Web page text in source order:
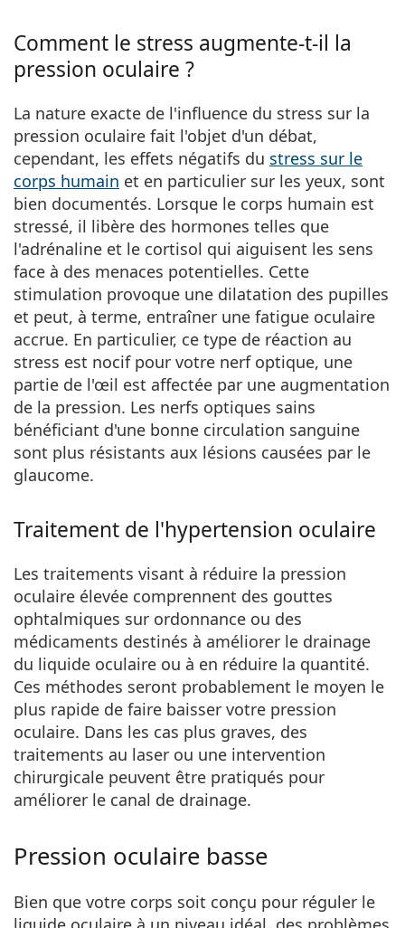
Comment le stress augmente-t-il la
pression oculaire ?
La nature exacte de l'influence du stress sur la
pression oculaire fait l'objet d'un débat,
cependant, les effets négatifs du stress sur le
corps humain et en particulier sur les yeux, sont
bien documentés. Lorsque le corps humain est
stressé, il libère des hormones telles que
l'adrénaline et le cortisol qui aiguisent les sens
face à des menaces potentielles. Cette
stimulation provoque une dilatation des pupilles
et peut, à terme, entraîner une fatigue oculaire
accrue. En particulier, ce type de réaction au
stress est nocif pour votre nerf optique, une
partie de l'œil est affectée par une augmentation
de la pression. Les nerfs optiques sains
bénéficiant d'une bonne circulation sanguine
sont plus résistants aux lésions causées par le
glaucome.
Traitement de l'hypertension oculaire
Les traitements visant à réduire la pression
oculaire élevée comprennent des gouttes
ophtalmiques sur ordonnance ou des
médicaments destinés à améliorer le drainage
du liquide oculaire ou à en réduire la quantité.
Ces méthodes seront probablement le moyen le
plus rapide de faire baisser votre pression
oculaire. Dans les cas plus graves, des
traitements au laser ou une intervention
chirurgicale peuvent être pratiqués pour
améliorer le canal de drainage.
Pression oculaire basse
Bien que votre corps soit conçu pour réguler le